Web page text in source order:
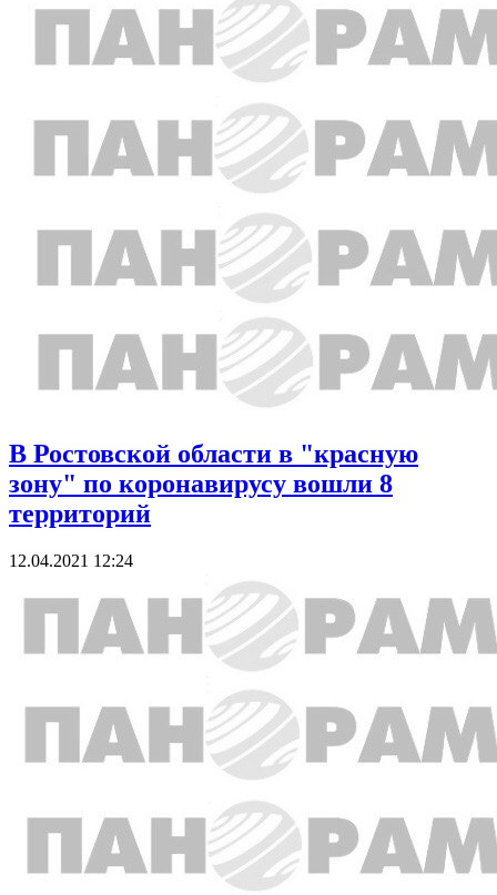
В Ростовской области в "красную
зону" по коронавирусу вошли 8
территорий
12.04.2021 12:24